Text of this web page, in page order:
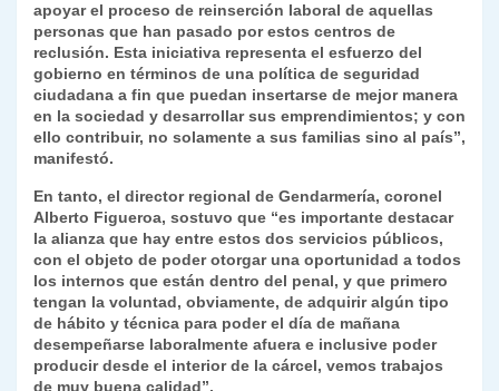
apoyar el proceso de reinserción laboral de aquellas
personas que han pasado por estos centros de
reclusión. Esta iniciativa representa el esfuerzo del
gobierno en términos de una política de seguridad
ciudadana a fin que puedan insertarse de mejor manera
en la sociedad y desarrollar sus emprendimientos; y con
ello contribuir, no solamente a sus familias sino al país”,
manifestó.
En tanto, el director regional de Gendarmería, coronel
Alberto Figueroa, sostuvo que “es importante destacar
la alianza que hay entre estos dos servicios públicos,
con el objeto de poder otorgar una oportunidad a todos
los internos que están dentro del penal, y que primero
tengan la voluntad, obviamente, de adquirir algún tipo
de hábito y técnica para poder el día de mañana
desempeñarse laboralmente afuera e inclusive poder
producir desde el interior de la cárcel, vemos trabajos
de muy buena calidad”.